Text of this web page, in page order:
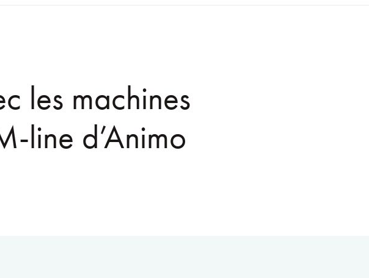
les machines
line d’Animo